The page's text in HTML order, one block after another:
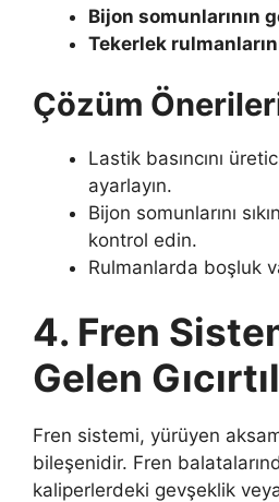
Bijon somunlarının
Tekerlek
Çözüm
Lastik basıncını
ayarlayın.
Bijon somunlarını
kontrol edin.
Rulmanlarda boşluk
4. Fren
Gelen
Fren sistemi, yürüyen
bileşenidir. Fren
kaliperlerdeki gevşeklik